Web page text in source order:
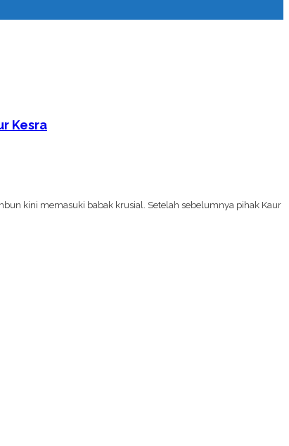
Kesra
kini memasuki babak krusial. Setelah sebelumnya pihak Kaur